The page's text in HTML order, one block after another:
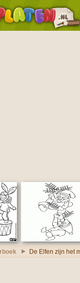
De Elfen zijn het